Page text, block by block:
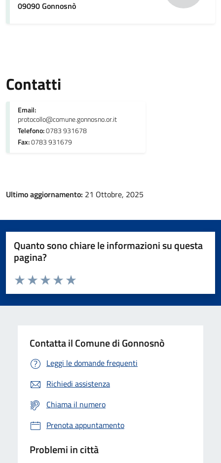
09090 Gonnosnò
Contatti
Email:
protocollo@comune.gonnosno.or.it
Telefono:0783 931678
Fax:0783 931679
Ultimo aggiornamento: 21 Ottobre, 2025
Quanto sono chiare le informazioni su questa
pagina?
Valuta da 1 a 5 stelle la pagina
Valuta 5 stelle su 5
Valuta 4 stelle su 5
Valuta 3 stelle su 5
Valuta 2 stelle su 5
Valuta 1 stelle su 5
Contatta il Comune di Gonnosnò
Leggi le domande frequenti
Richiedi assistenza
Chiama il numero
Prenota appuntamento
Problemi in città